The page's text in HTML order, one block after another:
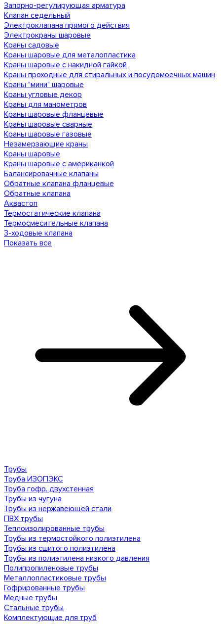
Запорно-регулирующая арматура
Клапан седельный
Электроклапана прямого действия
Электрокраны шаровые
Краны садовые
Краны шаровые для металопластика
Краны шаровые с накидной гайкой
Краны проходные для стиральных и посудомоечных машин
Краны "мини" шаровые
Краны угловые декор
Краны для манометров
Краны шаровые фланцевые
Краны шаровые сварные
Краны шаровые газовые
Незамерзающие краны
Краны шаровые
Краны шаровые с американкой
Балансировачные клапаны
Обратные клапана фланцевые
Обратные клапана
Аквастоп
Термостатические клапана
Термосмесительные клапана
3-ходовые клапана
Показать все
Трубы
Труба ИЗОПЭКС
Труба гофр. двухстенная
Трубы из чугуна
Трубы из нержавеющей стали
ПВХ трубы
Теплоизолированные трубы
Трубы из термостойкого полиэтилена
Трубы из сшитого полиэтилена
Трубы из полиэтилена низкого давления
Полипропиленовые трубы
Металлопластиковые трубы
Гофрированные трубы
Медные трубы
Стальные трубы
Комплектующие для труб